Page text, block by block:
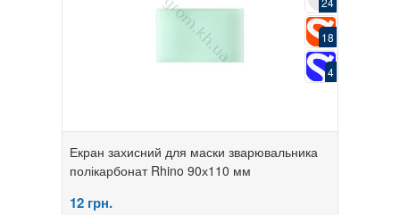
18
4
Екран захисний для маски зварювальника
полікарбонат Rhino 90х110 мм
12 грн.